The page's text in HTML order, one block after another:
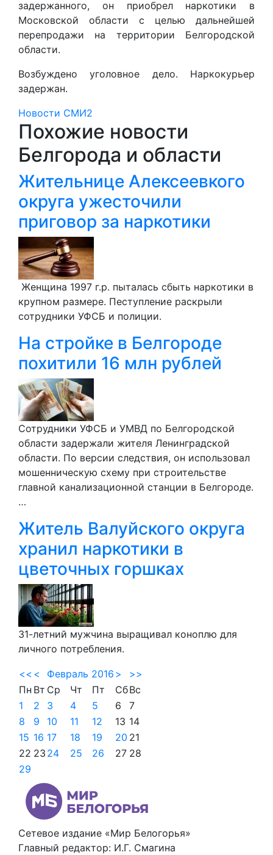
задержанного, он приобрел наркотики в
Московской области с целью дальнейшей
перепродажи на территории Белгородской
области.
Возбуждено уголовное дело. Наркокурьер
задержан.
Новости СМИ2
Похожие новости
Белгорода и области
Жительнице Алексеевкого
округа ужесточили
приговор за наркотики
Женщина 1997 г.р. пыталась сбыть наркотики в
крупном размере. Пеступление раскрыли
сотрудники УФСБ и полиции.
На стройке в Белгороде
похитили 16 млн рублей
Сотрудники УФСБ и УМВД по Белгородской
области задержали жителя Ленинградской
области. По версии следствия, он использовал
мошенническую схему при строительстве
главной канализационной станции в Белгороде.
…
Житель Валуйского округа
хранил наркотики в
цветочных горшках
31-летний мужчина выращивал коноплю для
личного потребления.
<< < Февраль 2016 >
>>
Пн Вт Ср Чт Пт СбВс
1
2 3 4 5 6
7
8
9 10 11 12 13 14
15 16 17 18 19 20 21
22 23 24 25 26 27 28
29
Сетевое издание «Мир Белогорья»
Главный редактор: И.Г. Смагина